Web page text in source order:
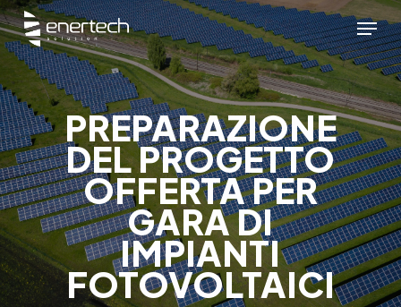
Skip
to
main
content
Menu
PREPARAZIONE
DEL PROGETTO
OFFERTA PER
GARA DI
IMPIANTI
FOTOVOLTAICI